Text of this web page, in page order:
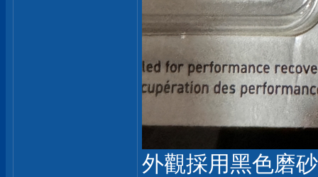
外觀採用黑色磨